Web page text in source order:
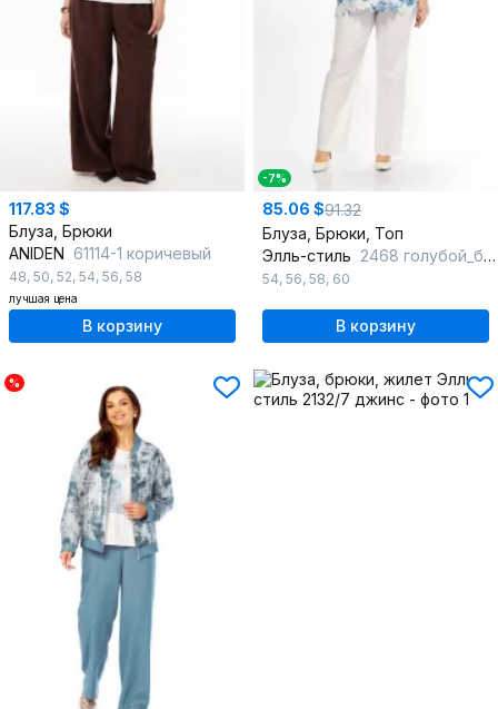
117.83 $
Блуза, Брюки
ANIDEN 61114-1 коричевый
48, 50, 52, 54, 56, 58
лучшая цена
В корзину
-7%
85.06 $91.32
Блуза, Брюки, Топ
Элль-стиль 2468 голубой_белый
54, 56, 58, 60
В корзину
%